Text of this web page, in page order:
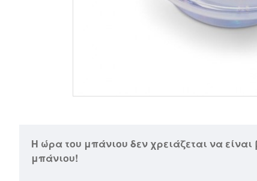
Η ώρα του μπάνιου δεν χρειάζεται να
μπάνιου!